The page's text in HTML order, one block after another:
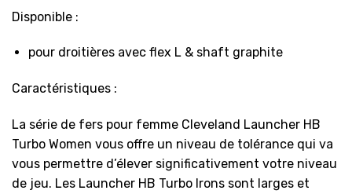
Disponible :
pour droitières avec flex L & shaft graphite
Caractéristiques :
La série de fers pour femme Cleveland Launcher HB
Turbo Women vous offre un niveau de tolérance qui va
vous permettre d’élever significativement votre niveau
de jeu. Les Launcher HB Turbo Irons sont larges et